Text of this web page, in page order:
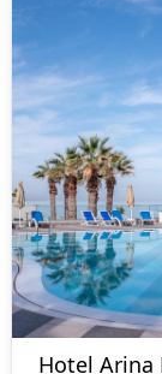
Hotel Arina